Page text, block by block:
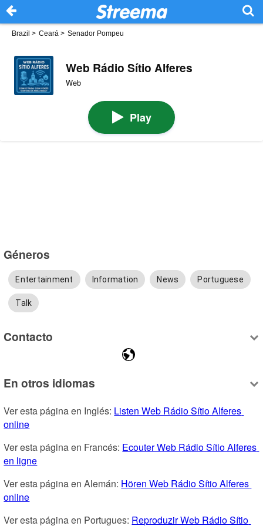
Brazil > Ceará > Senador Pompeu
Web Rádio Sítio Alferes
Web
Play
Géneros
Entertainment Information News Portuguese
Talk
Contacto
En otros idiomas
Ver esta página en Inglés: Listen Web Rádio Sítio Alferes
online
Ver esta página en Francés: Ecouter Web Rádio Sítio Alferes
en ligne
Ver esta página en Alemán: Hören Web Rádio Sítio Alferes
online
Ver esta página en Portugues: Reproduzir Web Rádio Sítio